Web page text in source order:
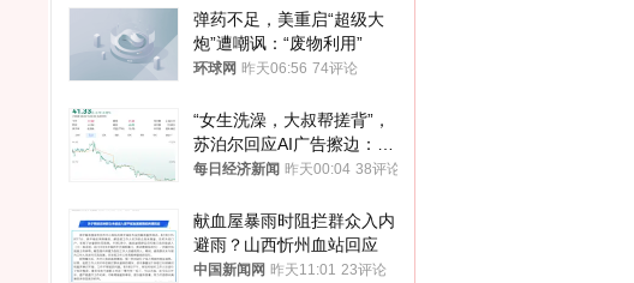
弹药不足，美重启“超级大
炮”遭嘲讽：“废物利用”
环球网 昨天06:56 74评论
“女生洗澡，大叔帮搓背”，
苏泊尔回应AI广告擦边：视
频全下架，已强化内容管理
每日经济新闻 昨天00:04 38评论
献血屋暴雨时阻拦群众入内
避雨？山西忻州血站回应
中国新闻网 昨天11:01 23评论